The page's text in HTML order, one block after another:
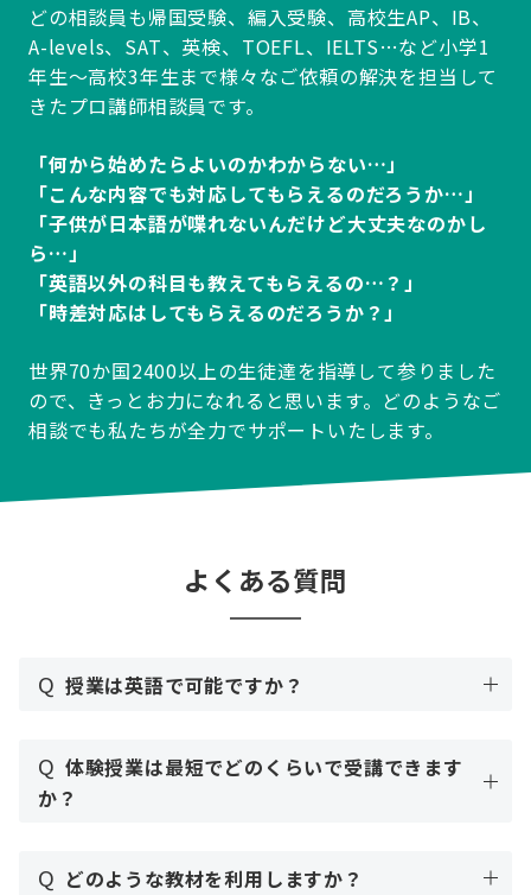
どの相談員も帰国受験、編入受験、高校生AP、IB、
A-levels、SAT、英検、TOEFL、IELTS…など小学1
年生～高校3年生まで様々なご依頼の解決を担当して
きたプロ講師相談員です。
「何から始めたらよいのかわからない…」
「こんな内容でも対応してもらえるのだろうか…」
「子供が日本語が喋れないんだけど大丈夫なのかし
ら…」
「英語以外の科目も教えてもらえるの…？」
「時差対応はしてもらえるのだろうか？」
世界70か国2400以上の生徒達を指導して参りました
ので、きっとお力になれると思います。どのようなご
相談でも私たちが全力でサポートいたします。
よくある質問
Q 授業は英語で可能ですか？
Q 体験授業は最短でどのくらいで受講できます
か？
Q どのような教材を利用しますか？